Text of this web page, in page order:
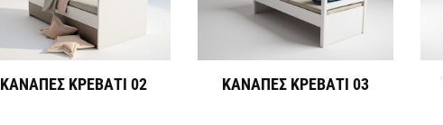
ΚΑΝΑΠΕΣ ΚΡΕΒΑΤΙ 02 ΚΑΝΑΠΕΣ ΚΡΕΒΑΤΙ 03